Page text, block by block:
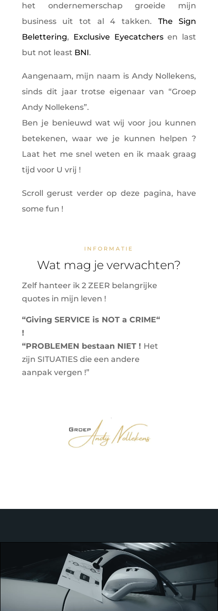
het ondernemerschap groeide mijn
business uit tot al 4 takken. The Sign
Belettering, Exclusive Eyecatchersen last
but not least BNI.
Aangenaam, mijn naam is Andy Nollekens,
sinds dit jaar trotse eigenaar van “Groep
Andy Nollekens”.
Ben je benieuwd wat wij voor jou kunnen
betekenen, waar we je kunnen helpen ?
Laat het me snel weten en ik maak graag
tijd voor U vrij !
Scroll gerust verder op deze pagina, have
some fun !
INFORMATIE
Wat mag je verwachten?
Zelf hanteer ik 2 ZEER belangrijke
quotes in mijn leven !
“Giving SERVICE is NOT a CRIME“
!
“PROBLEMEN bestaan NIET ! Het
zijn SITUATIES die een andere
aanpak vergen !”